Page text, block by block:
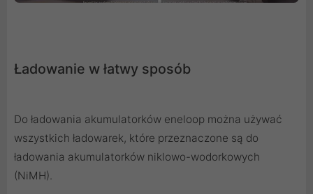
Ładowanie w łatwy sposób
Do ładowania akumulatorków eneloop można używać
wszystkich ładowarek, które przeznaczone są do
ładowania akumulatorków niklowo-wodorkowych
(NiMH).